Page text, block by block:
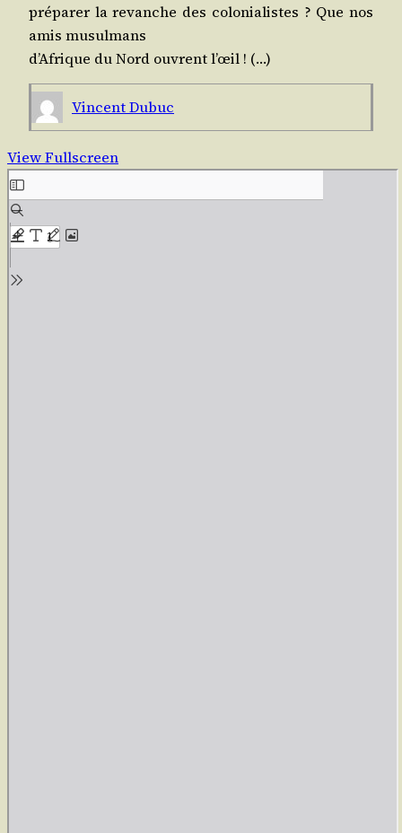
pré­pa­rer la revanche des colo­nia­listes ? Que nos
amis musulmans
d’A­frique du Nord ouvrent l’œil ! (…)
Vincent Dubuc
View Fullscreen